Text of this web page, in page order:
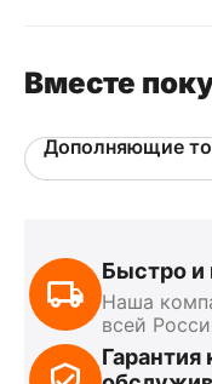
Вместе
Дополняющие
Быстро и
Наша
всей
Гарантия